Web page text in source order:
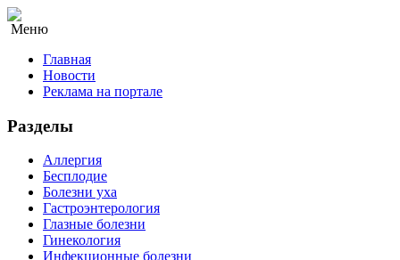
Меню
Главная
Новости
Реклама на портале
Разделы
Аллергия
Бесплодие
Болезни уха
Гастроэнтерология
Глазные болезни
Гинекология
Инфекционные болезни